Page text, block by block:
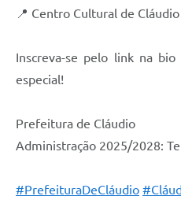
📍 Centro Cultural de Cláudio
Inscreva-se pelo link na
especial!
Prefeitura de Cláudio
Administração 2025/2028:
#PrefeituraDeCláudio